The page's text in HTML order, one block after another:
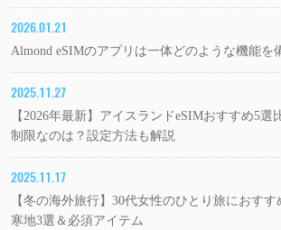
2026.01.21
Almond eSIMのアプリは一体どのような機能を
2025.11.27
【2026年最新】アイスランドeSIMおすすめ5選
制限なのは？設定方法も解説
2025.11.17
【冬の海外旅行】30代女性のひとり旅におす
寒地3選＆必須アイテム